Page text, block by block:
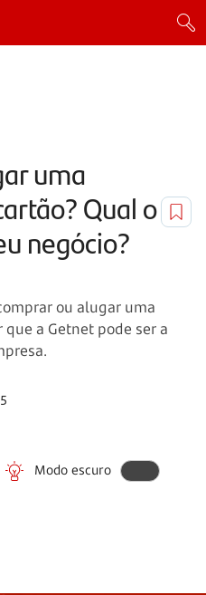
uma
Qual o
negócio?
ou alugar uma
a Getnet pode ser a
Modo escuro